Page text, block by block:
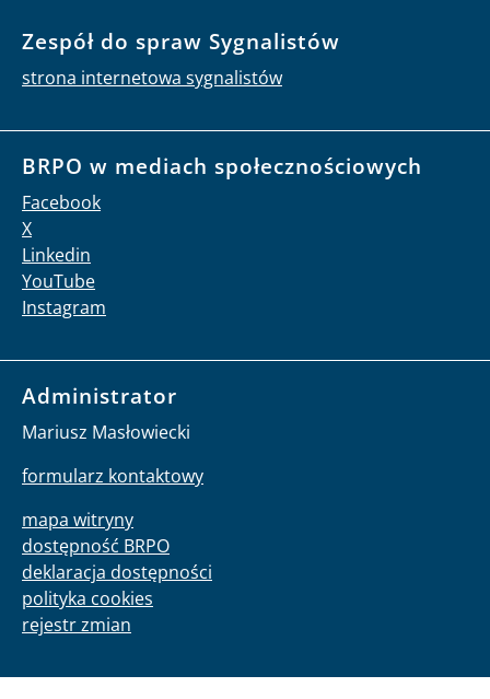
Zespół do spraw Sygnalistów
strona internetowa sygnalistów
BRPO w mediach społecznościowych
Facebook
X
Linkedin
YouTube
Instagram
Administrator
Mariusz Masłowiecki
formularz kontaktowy
mapa witryny
dostępność BRPO
deklaracja dostępności
polityka cookies
rejestr zmian